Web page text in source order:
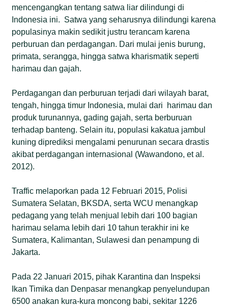
mencengangkan tentang satwa liar dilindungi di
Indonesia ini. Satwa yang seharusnya dilindungi karena
populasinya makin sedikit justru terancam karena
perburuan dan perdagangan. Dari mulai jenis burung,
primata, serangga, hingga satwa kharismatik seperti
harimau dan gajah.
Perdagangan dan perburuan terjadi dari wilayah barat,
tengah, hingga timur Indonesia, mulai dari harimau dan
produk turunannya, gading gajah, serta berburuan
terhadap banteng. Selain itu, populasi kakatua jambul
kuning diprediksi mengalami penurunan secara drastis
akibat perdagangan internasional (Wawandono, et al.
2012).
Traffic melaporkan pada 12 Februari 2015, Polisi
Sumatera Selatan, BKSDA, serta WCU menangkap
pedagang yang telah menjual lebih dari 100 bagian
harimau selama lebih dari 10 tahun terakhir ini ke
Sumatera, Kalimantan, Sulawesi dan penampung di
Jakarta.
Pada 22 Januari 2015, pihak Karantina dan Inspeksi
Ikan Timika dan Denpasar menangkap penyelundupan
6500 anakan kura-kura moncong babi, sekitar 1226